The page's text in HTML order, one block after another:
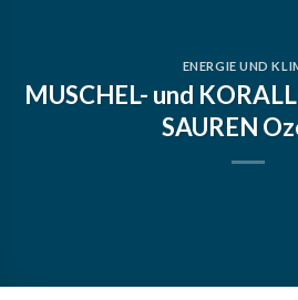
ENERGIE UND
MUSCHEL- und
SAUREN